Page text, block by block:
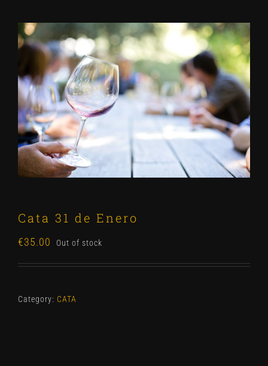
Cata 31 de Enero
€35.00 Out of stock
Category: CATA